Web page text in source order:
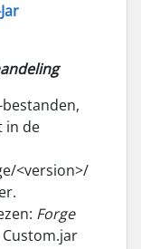
in de
<version>/
Forge